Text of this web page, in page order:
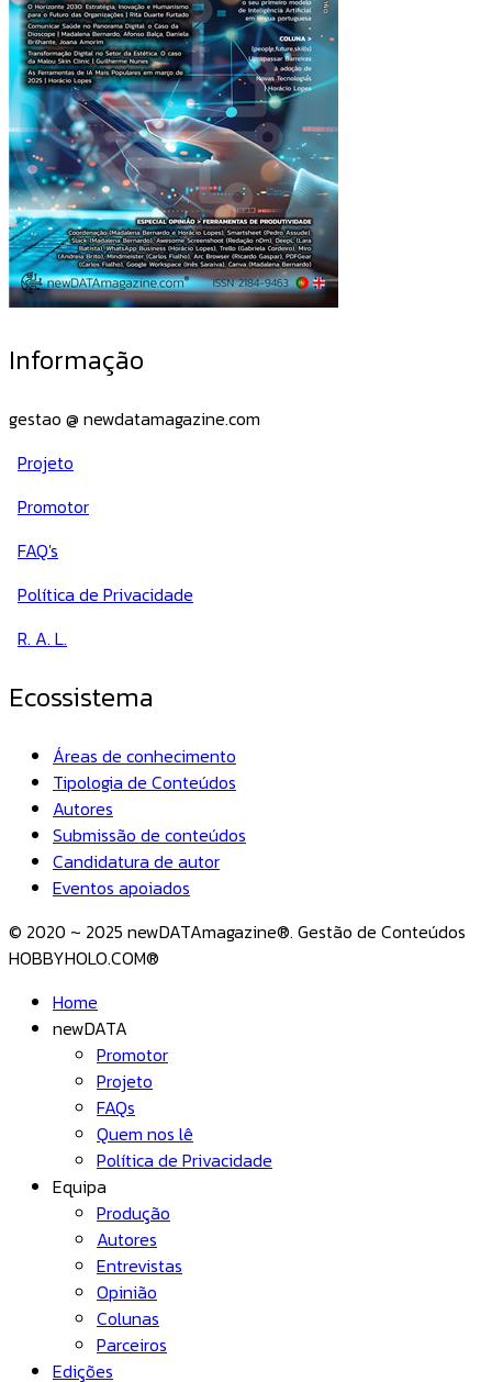
Informação
gestao @ newdatamagazine.com
Projeto
Promotor
FAQ's
Política de Privacidade
R. A. L.
Ecossistema
Áreas de conhecimento
Tipologia de Conteúdos
Autores
Submissão de conteúdos
Candidatura de autor
Eventos apoiados
© 2020 ~ 2025 newDATAmagazine®. Gestão de Conteúdos
HOBBYHOLO.COM®
Home
newDATA
Promotor
Projeto
FAQs
Quem nos lê
Política de Privacidade
Equipa
Produção
Autores
Entrevistas
Opinião
Colunas
Parceiros
Edições